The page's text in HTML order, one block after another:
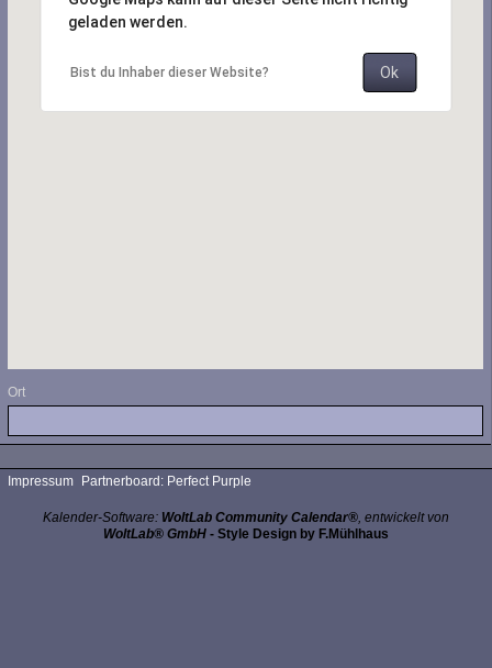
geladen werden.
Bist du Inhaber dieser Website? Ok
Ort
Impressum Partnerboard: Perfect Purple
Kalender-Software: WoltLab Community Calendar®, entwickelt von
WoltLab® GmbH